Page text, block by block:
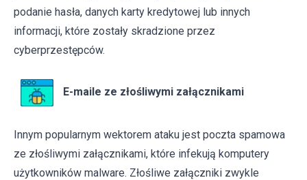
podanie hasła, danych karty kredytowej lub innych
informacji, które zostały skradzione przez
cyberprzestępców.
E-maile ze złośliwymi załącznikami
Innym popularnym wektorem ataku jest poczta spamowa
ze złośliwymi załącznikami, które infekują komputery
użytkowników malware. Złośliwe załączniki zwykle